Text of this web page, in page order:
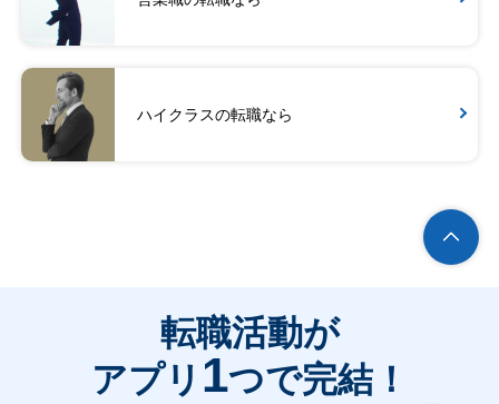
ハイクラスの転職なら
転職活動が
アプリ 1つで完結！